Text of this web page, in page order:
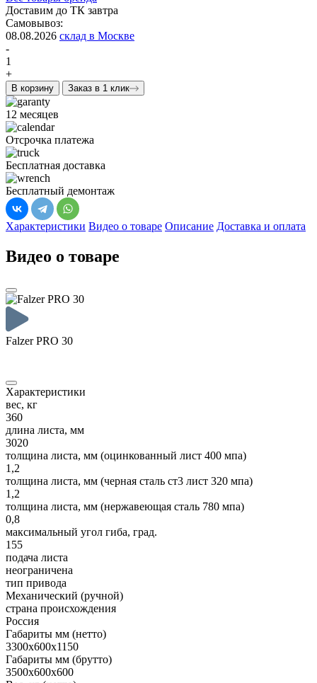
Доставим до ТК завтра
Самовывоз:
08.08.2026 склад в Москве
-
1
+
В корзину Заказ в 1 клик
12 месяцев
Отсрочка платежа
Бесплатная доставка
Бесплатный демонтаж
Характеристики Видео о товаре Описание Доставка и оплата
Видео о товаре
Falzer PRO 30
Характеристики
вес, кг
360
длина листа, мм
3020
толщина листа, мм (оцинкованный лист 400 мпа)
1,2
толщина листа, мм (черная сталь ст3 лист 320 мпа)
1,2
толщина листа, мм (нержавеющая сталь 780 мпа)
0,8
максимальный угол гиба, град.
155
подача листа
неограничена
тип привода
Механический (ручной)
страна происхождения
Россия
Габариты мм (нетто)
3300х600х1150
Габариты мм (брутто)
3500х600х600